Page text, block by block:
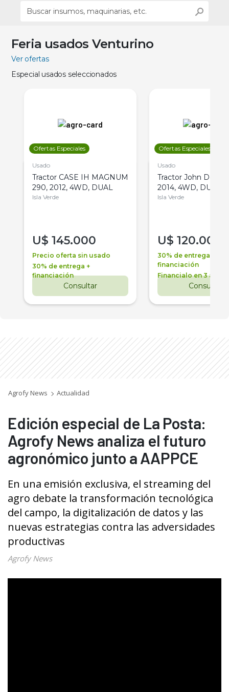
Feria usados Venturino
Ver ofertas
Especial usados seleccionados
Ofertas Especiales
Usado
Tractor CASE IH MAGNUM
290, 2012, 4WD, DUAL
Isla Verde
U$ 145.000
Precio oferta sin usado
30% de entrega +
financiación
Consultar
Ofertas Especiales
Usado
Tractor John Deere
2014, 4WD, DUAL
Isla Verde
U$ 120.000
30% de entrega +
financiación
Financialo en 3 años
Consultar
Agrofy News Actualidad
Edición especial de La Posta:
Agrofy News analiza el futuro
agronómico junto a AAPPCE
En una emisión exclusiva, el streaming del
agro debate la transformación tecnológica
del campo, la digitalización de datos y las
nuevas estrategias contra las adversidades
productivas
Agrofy News